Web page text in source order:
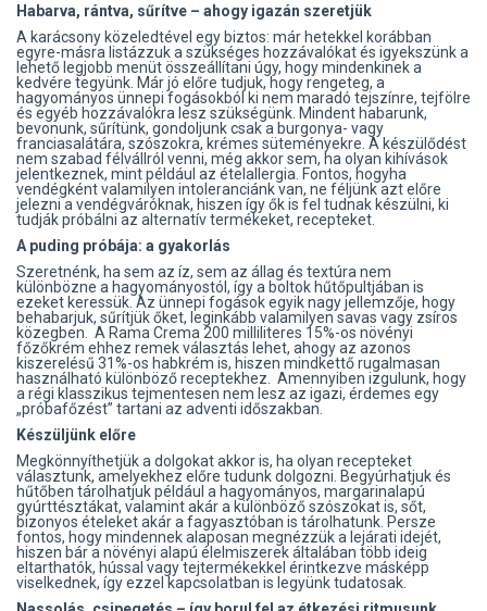
Habarva, rántva, sűrítve – ahogy igazán szeretjük
A karácsony közeledtével egy biztos: már hetekkel korábban
egyre-másra listázzuk a szükséges hozzávalókat és igyekszünk a
lehető legjobb menüt összeállítani úgy, hogy mindenkinek a
kedvére tegyünk. Már jó előre tudjuk, hogy rengeteg, a
hagyományos ünnepi fogásokból ki nem maradó tejszínre, tejfölre
és egyéb hozzávalókra lesz szükségünk. Mindent habarunk,
bevonunk, sűrítünk, gondoljunk csak a burgonya- vagy
franciasalátára, szószokra, krémes süteményekre. A készülődést
nem szabad félvállról venni, még akkor sem, ha olyan kihívások
jelentkeznek, mint például az ételallergia. Fontos, hogyha
vendégként valamilyen intoleranciánk van, ne féljünk azt előre
jelezni a vendégváróknak, hiszen így ők is fel tudnak készülni, ki
tudják próbálni az alternatív termékeket, recepteket.
A puding próbája: a gyakorlás
Szeretnénk, ha sem az íz, sem az állag és textúra nem
különbözne a hagyományostól, így a boltok hűtőpultjában is
ezeket keressük. Az ünnepi fogások egyik nagy jellemzője, hogy
behabarjuk, sűrítjük őket, leginkább valamilyen savas vagy zsíros
közegben. A Rama Crema 200 milliliteres 15%-os növényi
főzőkrém ehhez remek választás lehet, ahogy az azonos
kiszerelésű 31%-os habkrém is, hiszen mindkettő rugalmasan
használható különböző receptekhez. Amennyiben izgulunk, hogy
a régi klasszikus tejmentesen nem lesz az igazi, érdemes egy
„próbafőzést” tartani az adventi időszakban.
Készüljünk előre
Megkönnyíthetjük a dolgokat akkor is, ha olyan recepteket
választunk, amelyekhez előre tudunk dolgozni. Begyúrhatjuk és
hűtőben tárolhatjuk például a hagyományos, margarinalapú
gyúrttésztákat, valamint akár a különböző szószokat is, sőt,
bizonyos ételeket akár a fagyasztóban is tárolhatunk. Persze
fontos, hogy mindennek alaposan megnézzük a lejárati idejét,
hiszen bár a növényi alapú élelmiszerek általában több ideig
eltarthatók, hússal vagy tejtermékekkel érintkezve másképp
viselkednek, így ezzel kapcsolatban is legyünk tudatosak.